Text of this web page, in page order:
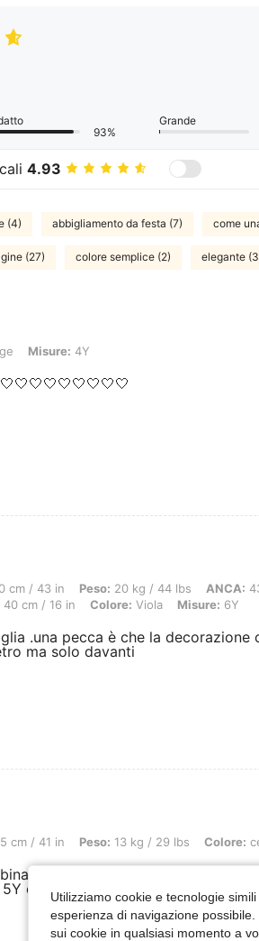
93%
Grande
4.93
(4) abbigliamento da festa (7) come
(27) colore semplice (2) elegante
4Y
Misure: 4Y
in, Peso: 20 kg / 44 lbs, ANCA: 43 cm / 17 in,
cm / 43 in Peso: 20 kg / 44 lbs ANCA:
40 cm / 16 in Colore: Viola Misure: 6Y
.una pecca è che la decorazione
ma solo davanti
in, Peso: 13 kg / 29 lbs, Colore: celeste, Misure:
cm / 41 in Peso: 13 kg / 29 lbs Colore:
Fatto bene e di qualità. Per la mia
ed è perfetta.
Utilizziamo cookie e tecnologie
esperienza di navigazione
sui cookie in qualsiasi momento a